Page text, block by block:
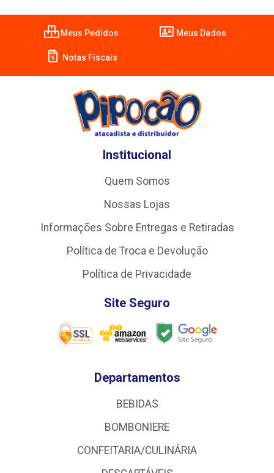
Meus Pedidos Meus Dados
Notas Fiscais
Institucional
Quem Somos
Nossas Lojas
Informações Sobre Entregas e Retiradas
Política de Troca e Devolução
Política de Privacidade
Site Seguro
Departamentos
BEBIDAS
BOMBONIERE
CONFEITARIA/CULINÁRIA